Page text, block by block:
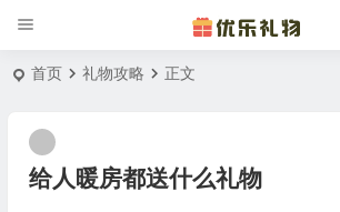
首页 礼物攻略 正文
给人暖房都送什么礼物